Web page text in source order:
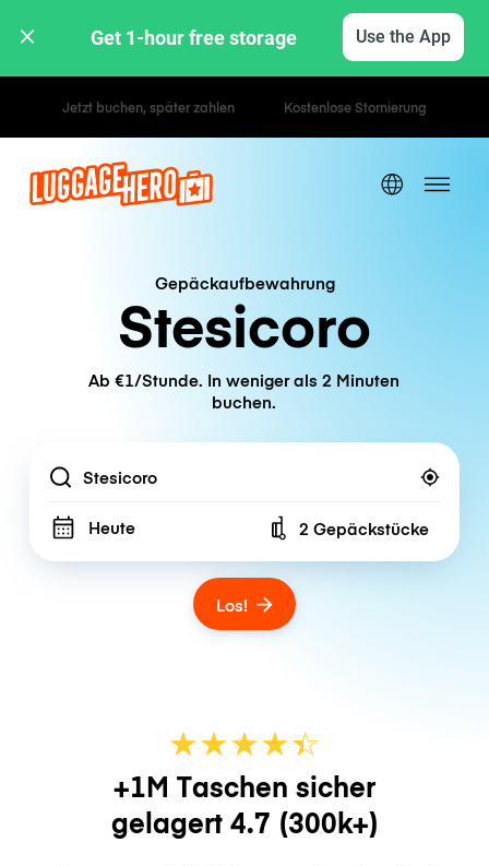
Get 1-hour free storage Use the App
Stunden- / Tagestarife
Gepäckaufbewahrung
Stesicoro
Ab €1/Stunde. In weniger als 2 Minuten
buchen.
Location
Heute Number of bags
2 Gepäckstücke
Los!
★★★★☆
★
+1M Taschen sicher
gelagert 4.7 (300k+)